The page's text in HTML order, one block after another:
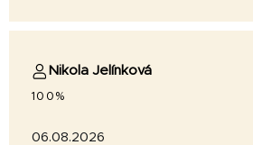
Nikola Jelínková
100%
06.08.2026